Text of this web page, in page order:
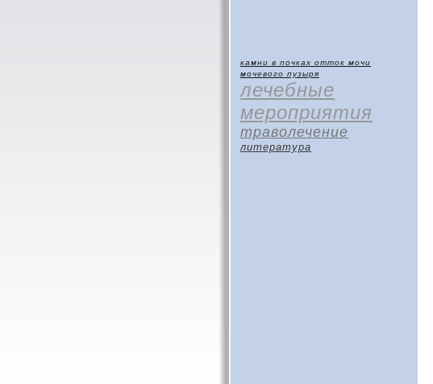
камни в почках отток мочи
мочевого пузыря
лечебные
мероприятия
траволечение
литература